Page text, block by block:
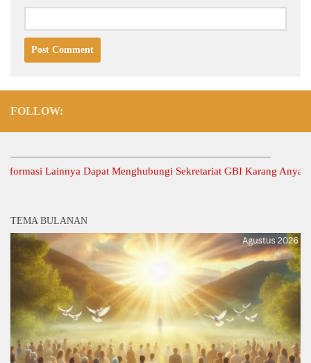
FOLLOW:
Lainnya Dapat Menghubungi Sekretariat GBI Karang Anyar.
TEMA BULANAN